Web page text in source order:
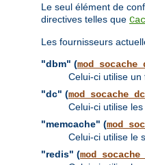
Le seul élément de
directives telles que
Les fournisseurs
"dbm" (
Celui-ci utilise
"dc" (mod_socache_dc
Celui-ci utilise
"memcache" (
Celui-ci utilise le
"redis" (